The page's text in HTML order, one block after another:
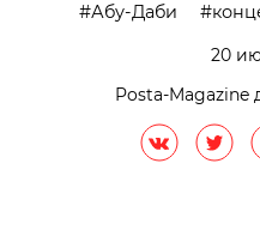
Абу-Даби
20
Posta-Magazine